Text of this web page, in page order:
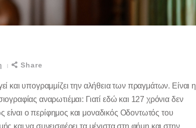
Share
και υπογραμμίζει την αλήθεια των πραγμάτων. Είναι η
αναρωτιέμαι: Γιατί εδώ και 127 χρόνια δεν
ο περίφημος και μοναδικός Οδοντωτός του
και να συνεισφέρει τα μέγιστα στη φήμη και στην